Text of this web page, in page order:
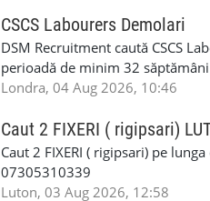
oferta pe care sa o folositi la
WhatsApp: +44 7467 838 881
numele, experienta si data la
link-ul de jos. Sanatate si mult
INSTALLATION LIMITED
CSCS Labourers Demolari
DSM Recruitment caută CSCS
perioadă de minim 32
oferă ore suplimentare și
informații, contactați-ne la: 📞
Londra, 04 Aug 2026, 10:46
Caut 2 FIXERI ( rigipsari)
Caut 2 FIXERI ( rigipsari) pe
07305310339
Luton, 03 Aug 2026, 12:58